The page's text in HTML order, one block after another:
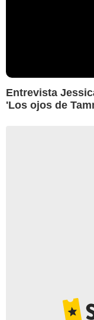
Entrevista
'Los ojos de